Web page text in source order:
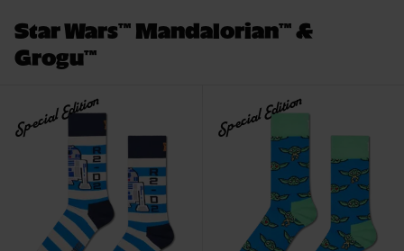
Star Wars™ Mandalorian™ &
Grogu™
Special Edition Special Edition